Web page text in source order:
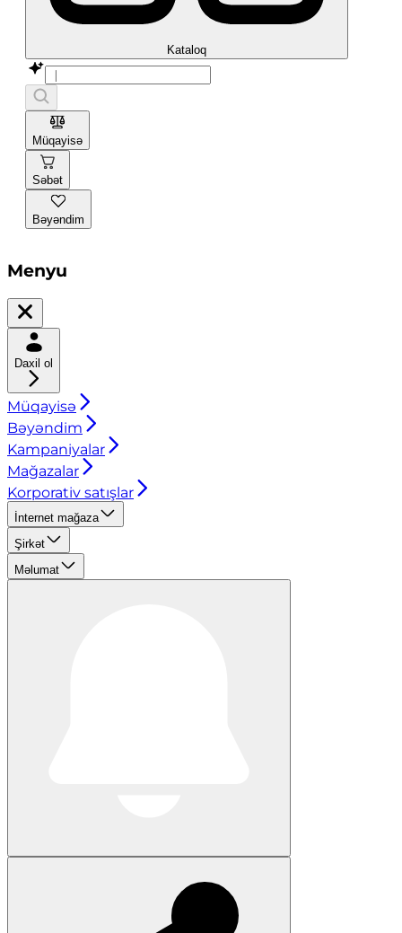
Kataloq
Müqayisə
Səbət
Bəyəndim
Menyu
Daxil ol
Müqayisə
Bəyəndim
Kampaniyalar
Mağazalar
Korporativ satışlar
İnternet mağaza
Şirkət
Məlumat